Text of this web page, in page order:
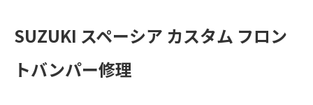
SUZUKI スペーシア カスタム フロン
トバンパー修理